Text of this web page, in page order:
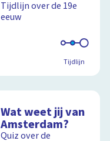
Tijdlijn over de 19e
eeuw
Tijdlijn
Wat weet jij van
Amsterdam?
Quiz over de